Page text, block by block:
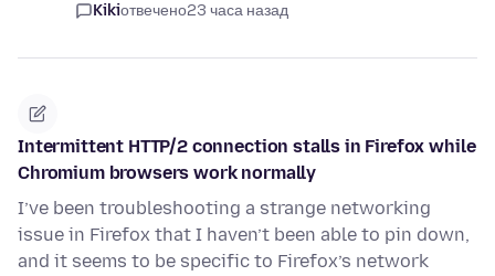
Kikiотвечено23 часа назад
Intermittent HTTP/2 connection stalls in Firefox while
Chromium browsers work normally
I’ve been troubleshooting a strange networking
issue in Firefox that I haven’t been able to pin down,
and it seems to be specific to Firefox’s network